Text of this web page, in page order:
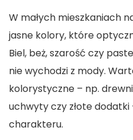
W małych mieszkaniach
jasne kolory, które
Biel, beż, szarość czy
nie wychodzi z mody.
kolorystyczne – np.
uchwyty czy złote
charakteru.